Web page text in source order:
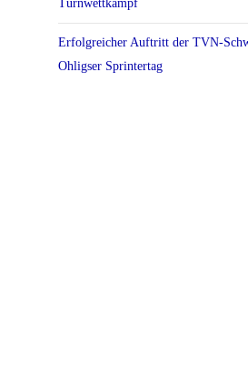
Turnwettkampf
Erfolgreicher Auftritt der TVN-
Ohligser Sprintertag